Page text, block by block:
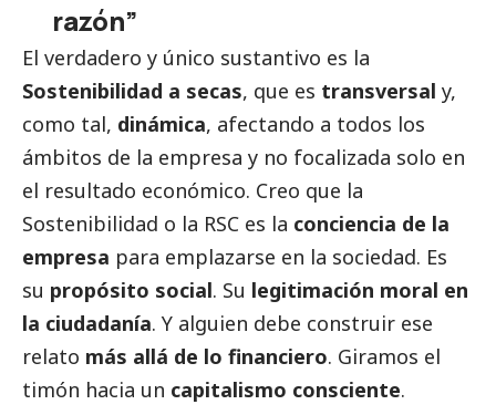
razón”
El verdadero y único sustantivo es la
Sostenibilidad a secas, que es transversal y,
como tal, dinámica, afectando a todos los
ámbitos de la empresa y no focalizada solo en
el resultado económico. Creo que la
Sostenibilidad o la RSC es la conciencia de la
empresa para emplazarse en la sociedad. Es
su propósito social. Su legitimación moral en
la ciudadanía. Y alguien debe construir ese
relato más allá de lo financiero. Giramos el
timón hacia un capitalismo consciente.